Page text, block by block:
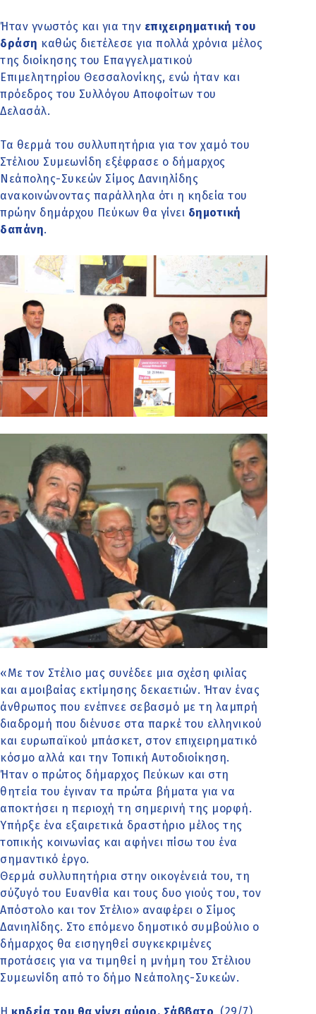
Ήταν γνωστός και για την επιχειρηματική του
δράση καθώς διετέλεσε για πολλά χρόνια μέλος
της διοίκησης του Επαγγελματικού
Επιμελητηρίου Θεσσαλονίκης, ενώ ήταν και
πρόεδρος του Συλλόγου Αποφοίτων του
Δελασάλ.
Τα θερμά του συλλυπητήρια για τον χαμό του
Στέλιου Συμεωνίδη εξέφρασε ο δήμαρχος
Νεάπολης-Συκεών Σίμος Δανιηλίδης
ανακοινώνοντας παράλληλα ότι η κηδεία του
πρώην δημάρχου Πεύκων θα γίνει δημοτική
δαπάνη.
«Με τον Στέλιο μας συνέδεε μια σχέση φιλίας
και αμοιβαίας εκτίμησης δεκαετιών. Ήταν ένας
άνθρωπος που ενέπνεε σεβασμό με τη λαμπρή
διαδρομή που διένυσε στα παρκέ του ελληνικού
και ευρωπαϊκού μπάσκετ, στον επιχειρηματικό
κόσμο αλλά και την Τοπική Αυτοδιοίκηση.
Ήταν ο πρώτος δήμαρχος Πεύκων και στη
θητεία του έγιναν τα πρώτα βήματα για να
αποκτήσει η περιοχή τη σημερινή της μορφή.
Υπήρξε ένα εξαιρετικά δραστήριο μέλος της
τοπικής κοινωνίας και αφήνει πίσω του ένα
σημαντικό έργο.
Θερμά συλλυπητήρια στην οικογένειά του, τη
σύζυγό του Ευανθία και τους δυο γιούς του, τον
Απόστολο και τον Στέλιο» αναφέρει ο Σίμος
Δανιηλίδης. Στο επόμενο δημοτικό συμβούλιο ο
δήμαρχος θα εισηγηθεί συγκεκριμένες
προτάσεις για να τιμηθεί η μνήμη του Στέλιου
Συμεωνίδη από το δήμο Νεάπολης-Συκεών.